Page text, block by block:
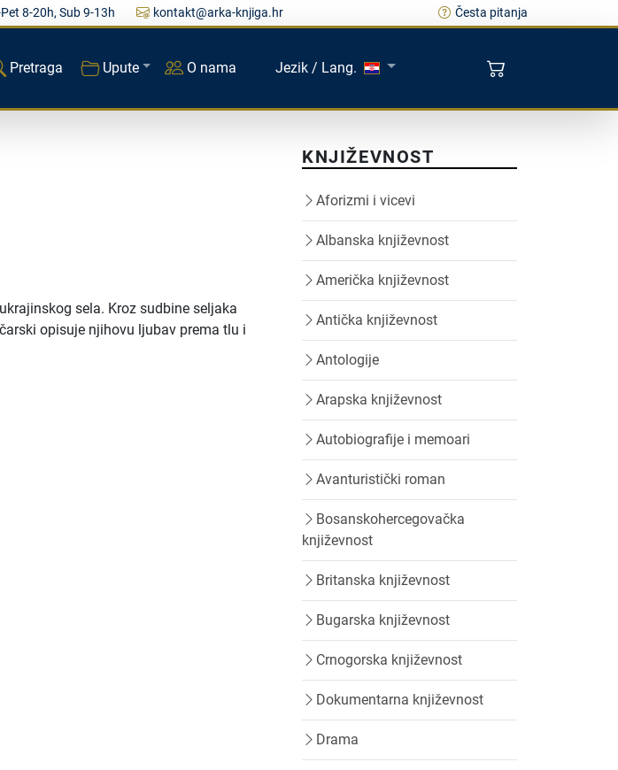
8-20h, Sub 9-13h kontakt@arka-knjiga.hr Česta pitanja
Pretraga Upute O nama Jezik / Lang.
sela. Kroz sudbine seljaka
opisuje njihovu ljubav prema tlu i
KNJIŽEVNOST
Aforizmi i vicevi
Albanska književnost
Američka književnost
Antička književnost
Antologije
Arapska književnost
Autobiografije i memoari
Avanturistički roman
Bosanskohercegovačka
književnost
Britanska književnost
Bugarska književnost
Crnogorska književnost
Dokumentarna književnost
Drama